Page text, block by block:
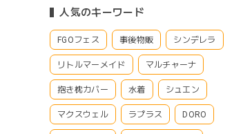
人気のキーワード
FGOフェス 事後物販 シンデレラ
リトルマーメイド マルチャーナ
抱き枕カバー 水着 シュエン
マクスウェル ラプラス DORO